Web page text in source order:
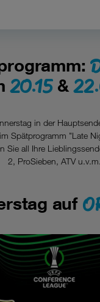
20.15&
in der
Spätprogramm "Late
Sie all Ihre
2, ProSieben, ATV u.v.m.
auf